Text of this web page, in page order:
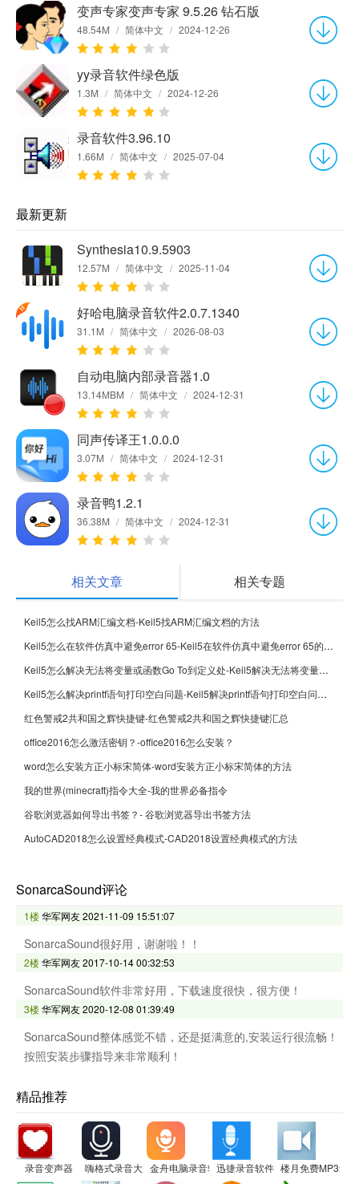
变声专家变声专家 9.5.26 钻石版
48.54M / 简体中文 / 2024-12-26
yy录音软件绿色版
1.3M / 简体中文 / 2024-12-26
录音软件3.96.10
1.66M / 简体中文 / 2025-07-04
最新更新
Synthesia10.9.5903
12.57M / 简体中文 / 2025-11-04
好哈电脑录音软件2.0.7.1340
31.1M / 简体中文 / 2026-08-03
自动电脑内部录音器1.0
13.14MBM / 简体中文 / 2024-12-31
同声传译王1.0.0.0
3.07M / 简体中文 / 2024-12-31
录音鸭1.2.1
36.38M / 简体中文 / 2024-12-31
相关文章 相关专题
Keil5怎么找ARM汇编文档-Keil5找ARM汇编文档的方法
Keil5怎么在软件仿真中避免error 65-Keil5在软件仿真中避免error 65的方法
Keil5怎么解决无法将变量或函数Go To到定义处-Keil5解决无法将变量或函数Go To到定义处的方法
Keil5怎么解决printf语句打印空白问题-Keil5解决printf语句打印空白问题的方法
红色警戒2共和国之辉快捷键-红色警戒2共和国之辉快捷键汇总
office2016怎么激活密钥？-office2016怎么安装？
word怎么安装方正小标宋简体-word安装方正小标宋简体的方法
我的世界(minecraft)指令大全-我的世界必备指令
谷歌浏览器如何导出书签？- 谷歌浏览器导出书签方法
AutoCAD2018怎么设置经典模式-CAD2018设置经典模式的方法
SonarcaSound评论
1楼华军网友2021-11-09 15:51:07
SonarcaSound很好用，谢谢啦！！
2楼华军网友2017-10-14 00:32:53
SonarcaSound软件非常好用，下载速度很快，很方便！
3楼华军网友2020-12-08 01:39:49
SonarcaSound整体感觉不错，还是挺满意的,安装运行很流畅！
按照安装步骤指导来非常顺利！
精品推荐
录音变声器 嗨格式录音大师金舟电脑录音软件迅捷录音软件 楼月免费MP3录